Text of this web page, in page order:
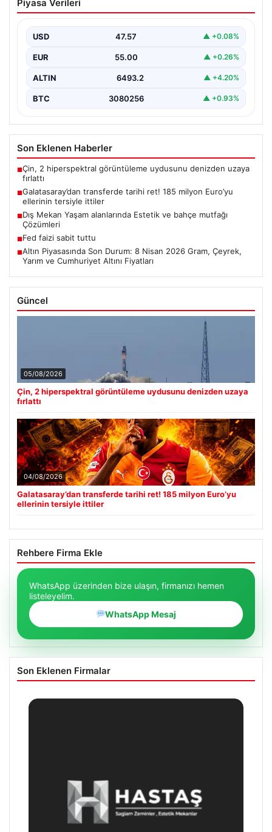
185 milyon Euro’yu ellerinin tersiyle
Piyasa Verileri
USD 47.57 ▲ +0.08%
EUR 55.00 ▲ +0.26%
ALTIN 6493.2 ▲ +4.20%
BTC 3080256 ▲ +0.93%
Son Eklenen Haberler
■Çin, 2 hiperspektral görüntüleme uydusunu denizden uzaya
fırlattı
■Galatasaray’dan transferde tarihi ret! 185 milyon Euro’yu
ellerinin tersiyle ittiler
■Dış Mekan Yaşam alanlarında Estetik ve bahçe mutfağı
Çözümleri
■Fed faizi sabit tuttu
■Altın Piyasasında Son Durum: 8 Nisan 2026 Gram, Çeyrek,
Yarım ve Cumhuriyet Altını Fiyatları
Güncel
05/08/2026
Çin, 2 hiperspektral görüntüleme uydusunu denizden uzaya
fırlattı
04/08/2026
Galatasaray’dan transferde tarihi ret! 185 milyon Euro’yu
ellerinin tersiyle ittiler
Rehbere Firma Ekle
WhatsApp üzerinden bize ulaşın, firmanızı hemen
listeleyelim.
WhatsApp Mesaj
Son Eklenen Firmalar